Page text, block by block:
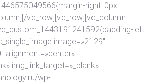
right: 0px
vc_row][vc_row][vc_column
left:
image=»2129″
alignment=»center»
img_link_target=»_blank»
wp-